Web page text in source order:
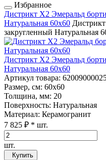
Избранное
Дистрикт Х2 Эмеральд
Натуральная 60x60
закругленный Натуральная
Дистрикт Х2 Эмеральд
Натуральная 60x60
Артикул товара:
Размер, см: 60x60
Толщина, мм: 20
Поверхность: Натуральная
Материал: Керамогранит
7 825 ₽ * шт.
шт.
Купить